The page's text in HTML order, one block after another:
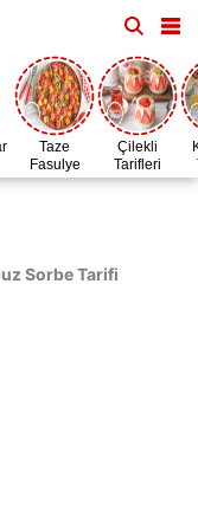
Taze
Fasulye
Zamanı
Çilekli
Tarifleri
Sorbe Tarifi